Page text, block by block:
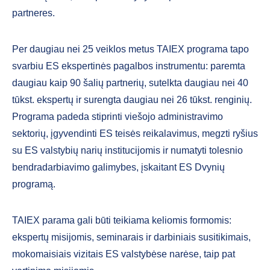
partneres.
Per daugiau nei 25 veiklos metus TAIEX programa tapo
svarbiu ES ekspertinės pagalbos instrumentu: paremta
daugiau kaip 90 šalių partnerių, sutelkta daugiau nei 40
tūkst. ekspertų ir surengta daugiau nei 26 tūkst. renginių.
Programa padeda stiprinti viešojo administravimo
sektorių, įgyvendinti ES teisės reikalavimus, megzti ryšius
su ES valstybių narių institucijomis ir numatyti tolesnio
bendradarbiavimo galimybes, įskaitant ES Dvynių
programą.
TAIEX parama gali būti teikiama keliomis formomis:
ekspertų misijomis, seminarais ir darbiniais susitikimais,
mokomaisiais vizitais ES valstybėse narėse, taip pat